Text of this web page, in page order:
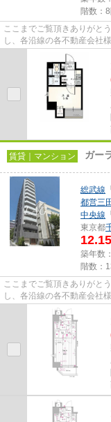
階数：
ここまでご覧頂きありがと
し、各沿線の各不動産会社
しております！最新の情報は
賃貸｜マンション ガー
総武線 「
都営三
中央線 「
東京都
12.15
築年数
階数：
ここまでご覧頂きありがと
し、各沿線の各不動産会社
しております！最新の情報は